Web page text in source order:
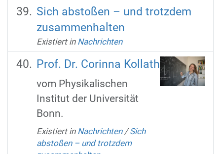
Sich abstoßen – und trotzdem
zusammenhalten
Existiert in Nachrichten
Prof. Dr. Corinna Kollath
vom Physikalischen
Institut der Universität
Bonn.
Existiert in Nachrichten /Sich
abstoßen – und trotzdem